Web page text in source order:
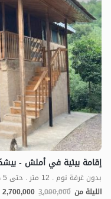
إقامة بيئية في أملش -
بدون غرفة نوم . 12 متر . حتى 5 ضيف
الليلة من 3,000,000
2,700,000